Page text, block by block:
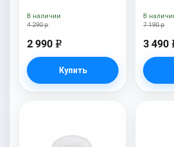
4 290 р
2 990 e
Купить
В наличии
мех) Milk
7 190 р
3 490
В